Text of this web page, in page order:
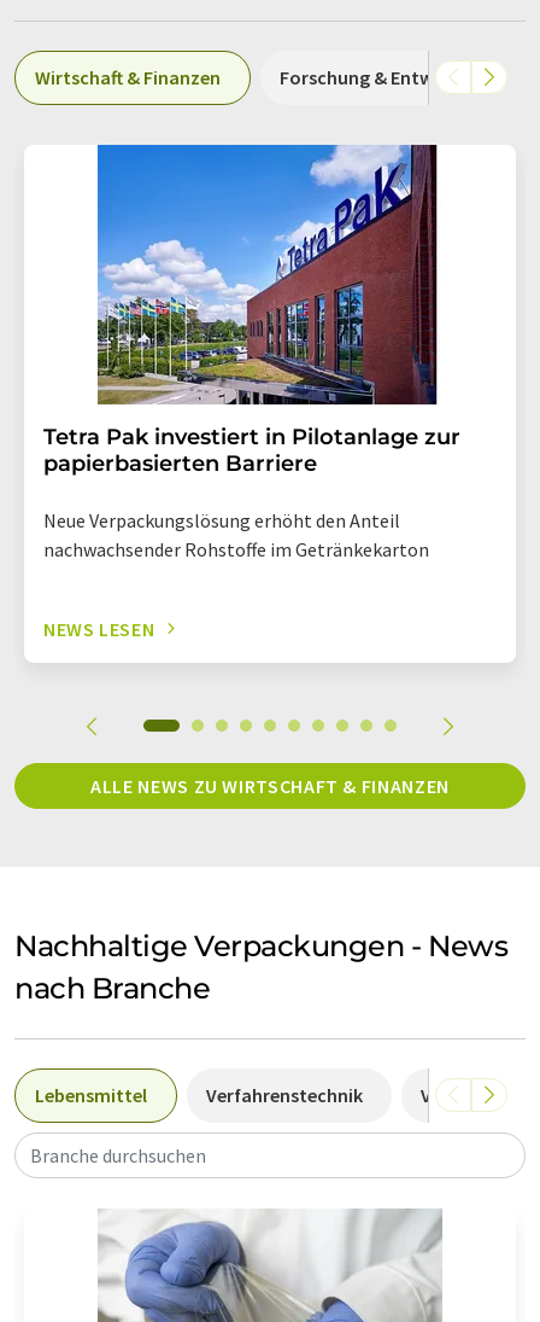
Wirtschaft & Finanzen Forschung & Entwicklung
Tetra Pak investiert in Pilotanlage zur
papierbasierten Barriere
Neue Verpackungslösung erhöht den Anteil
nachwachsender Rohstoffe im Getränkekarton
NEWS LESEN
ALLE NEWS ZU WIRTSCHAFT & FINANZEN
Nachhaltige Verpackungen - News
nach Branche
Lebensmittel Verfahrenstechnik Verpacken
Branche durchsuchen